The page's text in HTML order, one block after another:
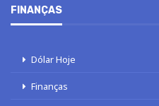
FINANÇAS
Dólar Hoje
Finanças